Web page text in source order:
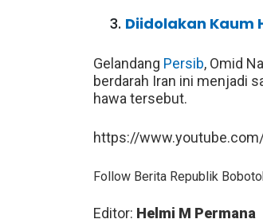
Diidolakan Kaum
Gelandang Persib, Omid
berdarah Iran ini menjadi
hawa tersebut.
https://
Follow Berita Republik
Editor: Helmi M Permana